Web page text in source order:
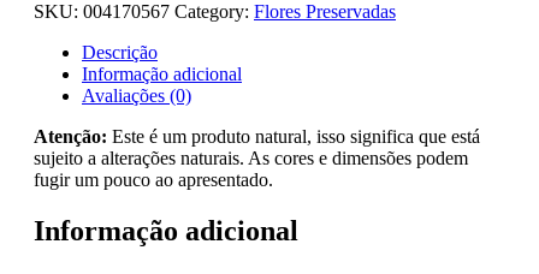
SKU: 004170567 Category: Flores Preservadas
Descrição
Informação adicional
Avaliações (0)
Atenção: Este é um produto natural, isso significa que está
sujeito a alterações naturais. As cores e dimensões podem
fugir um pouco ao apresentado.
Informação adicional